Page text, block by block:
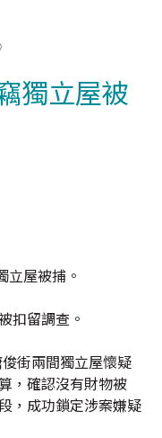
獨立屋被
立屋被捕。
扣留調查。
街兩間獨立屋懷疑
，確認沒有財物被
，成功鎖定涉案嫌疑